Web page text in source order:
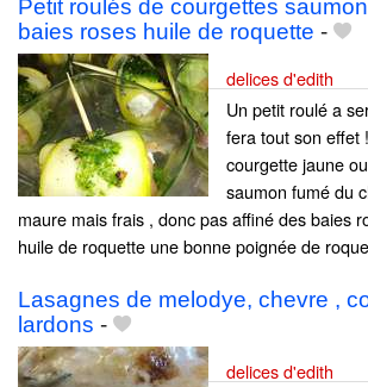
Petit roulés de courgettes
baies roses huile de roquette -
delices d'edith
Un petit roulé a
fera tout son effet
courgette jaune
saumon fumé du
maure mais frais , donc pas affiné des baies
huile de roquette une bonne poignée de
Lasagnes de melodye, chevre ,
lardons -
delices d'edith